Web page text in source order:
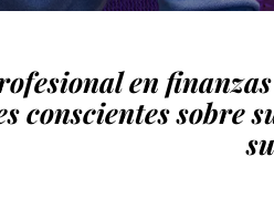
en
conscientes sobre